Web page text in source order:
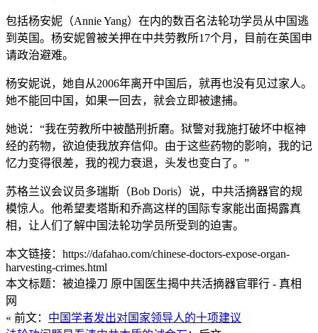
包括杨安妮（Annie Yang）在内的数百名法轮功学员从中国逃
到英国。杨安妮曾被关押在中共劳教所17个月，目前在英国申
请政治避难。
杨安妮说，她自从2006年离开中国后，就再也没有见过家人。
她不能回中国，如果一回去，就会立即被逮捕。
她说：“我在劳教所中被酷刑折磨。狱警对我施打破坏中枢神
经的药物，欲迫使我放弃信仰。由于这些药物的影响，我的记
忆力变得很差，我的视力衰退，头发也变白了。”
苏格兰议会议员多瑞斯（Bob Doris）说，中共活摘器官的规
模惊人。他希望麦塔斯和乔高这样的国际专家能出面揭露真
相，让人们了解中国法轮功学员所受到的迫害。
本文链接：https://dafahao.com/chinese-doctors-expose-organ-
harvesting-crimes.html
本文标题：被迫操刀 原中国医生揭中共活摘器官罪行 - 真相
网
« 前文： 中国学者发出对国家领导人的十项建议